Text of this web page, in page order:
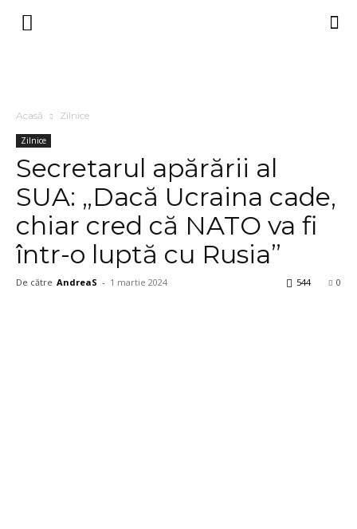
Acasă Zilnice
Zilnice
Secretarul apărării al
SUA: „Dacă Ucraina cade,
chiar cred că NATO va fi
într-o luptă cu Rusia”
De către AndreaS - 1 martie 2024 0
544